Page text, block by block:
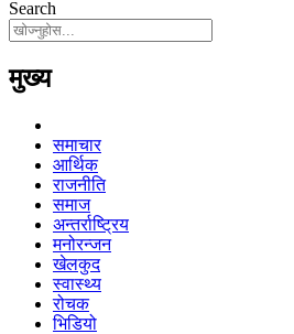
Search
मुख्य
समाचार
आर्थिक
राजनीति
समाज
अन्तर्राष्ट्रिय
मनोरन्जन
खेलकुद
स्वास्थ्य
रोचक
भिडियो